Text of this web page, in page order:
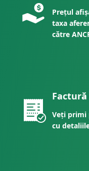
Prețul
taxa
către
Veți primi
cu